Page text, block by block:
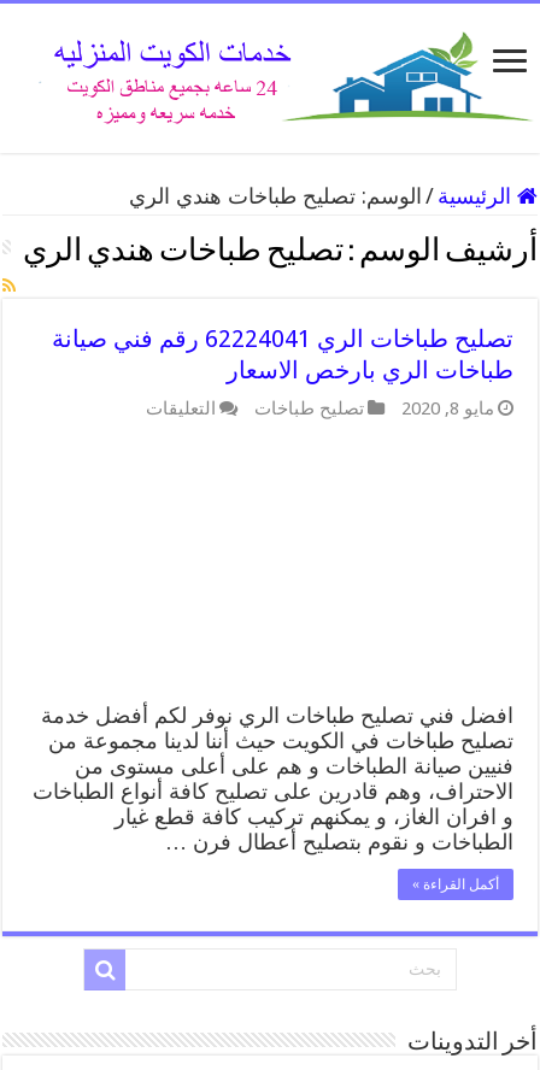
الرئيسية / الوسم:تصليح طباخات هندي الري
أرشيف الوسم :تصليح طباخات هندي الري
تصليح طباخات الري 62224041 رقم فني صيانة
طباخات الري بارخص الاسعار
مايو 8, 2020 تصليح طباخات التعليقات
افضل فني تصليح طباخات الري نوفر لكم أفضل خدمة
تصليح طباخات في الكويت حيث أننا لدينا مجموعة من
فنيين صيانة الطباخات و هم على أعلى مستوى من
الاحتراف، وهم قادرين على تصليح كافة أنواع الطباخات
و افران الغاز، و يمكنهم تركيب كافة قطع غيار
الطباخات و نقوم بتصليح أعطال فرن …
أكمل القراءة »
أخر التدوينات